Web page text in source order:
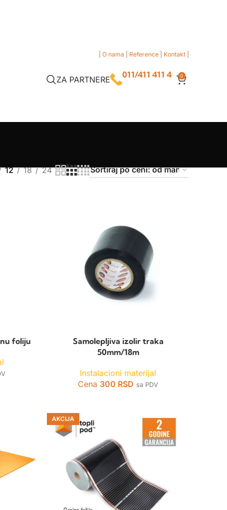
O nama Reference Kontakt
ZA PARTNERE 011/411 411 4 0
12 18 24
foliju
Samolepljiva izolir traka
50mm/18m
Instalacioni materijal
Cena 300 RSD sa PDV
AKCIJA